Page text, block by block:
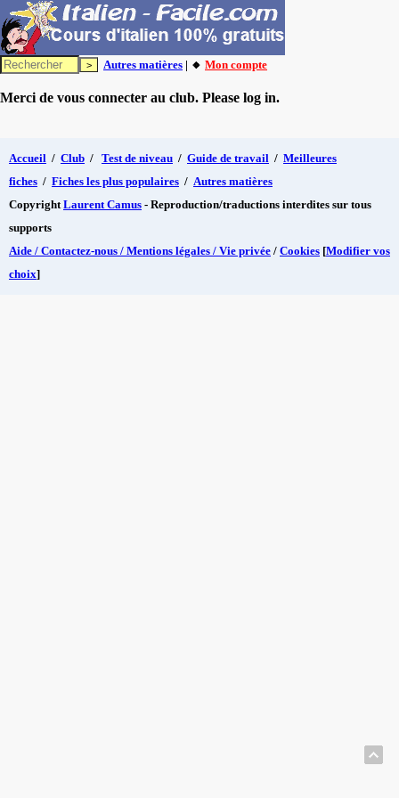
Autres matières | 🔸 Mon compte
Merci de vous connecter au club. Please log in.
Accueil / Club / Test de niveau / Guide de travail / Meilleures
fiches / Fiches les plus populaires / Autres matières
CopyrightLaurent Camus - Reproduction/traductions interdites sur tous
supports
Aide / Contactez-nous / Mentions légales / Vie privée / Cookies [Modifier vos
choix]